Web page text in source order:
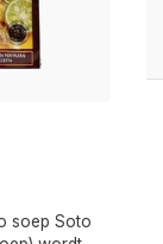
soep Soto